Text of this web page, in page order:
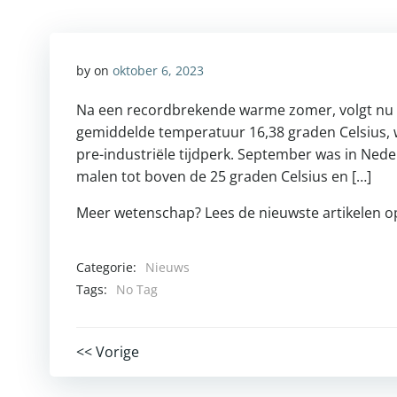
by on oktober 6, 2023
Na een recordbrekende warme zomer, volgt
gemiddelde temperatuur 16,38 graden
pre-industriële tijdperk. September was in
malen tot boven de 25 graden Celsius en […]
Meer wetenschap? Lees de nieuwste artikelen
Categorie:
Nieuws
Tags:
No Tag
Post
<< Vorige